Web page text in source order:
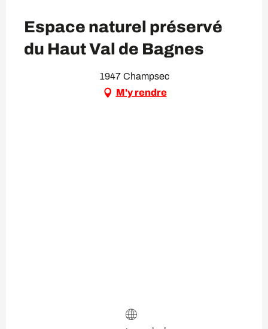
Espace naturel préservé
du Haut Val de Bagnes
1947 Champsec
M'y rendre